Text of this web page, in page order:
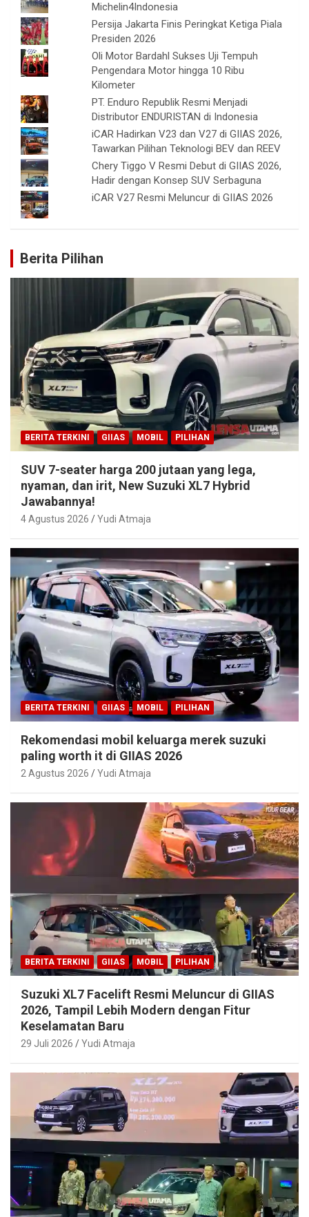
Michelin4Indonesia
Persija Jakarta Finis Peringkat Ketiga Piala
Presiden 2026
Oli Motor Bardahl Sukses Uji Tempuh
Pengendara Motor hingga 10 Ribu
Kilometer
PT. Enduro Republik Resmi Menjadi
Distributor ENDURISTAN di Indonesia
iCAR Hadirkan V23 dan V27 di GIIAS 2026,
Tawarkan Pilihan Teknologi BEV dan REEV
Chery Tiggo V Resmi Debut di GIIAS 2026,
Hadir dengan Konsep SUV Serbaguna
iCAR V27 Resmi Meluncur di GIIAS 2026
Berita Pilihan
BERITA TERKINI GIIAS MOBIL PILIHAN
SUV 7-seater harga 200 jutaan yang lega,
nyaman, dan irit, New Suzuki XL7 Hybrid
Jawabannya!
4 Agustus 2026 Yudi Atmaja
BERITA TERKINI GIIAS MOBIL PILIHAN
Rekomendasi mobil keluarga merek suzuki
paling worth it di GIIAS 2026
2 Agustus 2026 Yudi Atmaja
BERITA TERKINI GIIAS MOBIL PILIHAN
Suzuki XL7 Facelift Resmi Meluncur di GIIAS
2026, Tampil Lebih Modern dengan Fitur
Keselamatan Baru
29 Juli 2026 Yudi Atmaja